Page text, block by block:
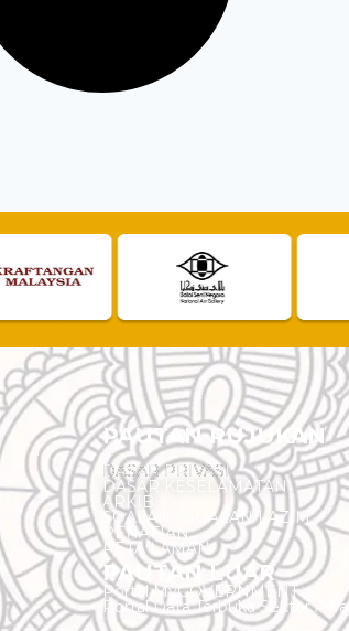
PAUTAN RUJUKAN
DASAR PRIVASI
DASAR KESELAMATAN
ARKIB
SOALAN - SOALAN LAZIM
PENAFIAN
PETA LAMAN
PAUTAN LUAR
Portal MyGOVERNMENT
Portal Data Terbuka Sektor